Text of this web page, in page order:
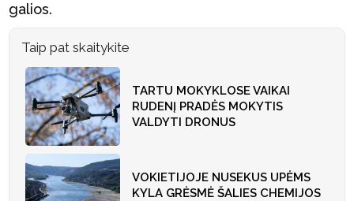
galios.
Taip pat skaitykite
TARTU MOKYKLOSE VAIKAI
RUDENĮ PRADĖS MOKYTIS
VALDYTI DRONUS
VOKIETIJOJE NUSEKUS UPĖMS
KYLA GRĖSMĖ ŠALIES CHEMIJOS